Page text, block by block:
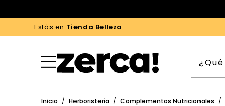
Estás en Tienda Belleza
Inicio / Herboristería / Complementos Nutricionales /